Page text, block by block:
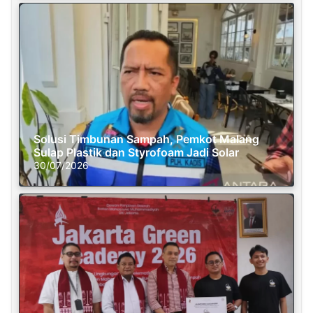
Solusi Timbunan Sampah, Pemkot Malang
Sulap Plastik dan Styrofoam Jadi Solar
30/07/2026